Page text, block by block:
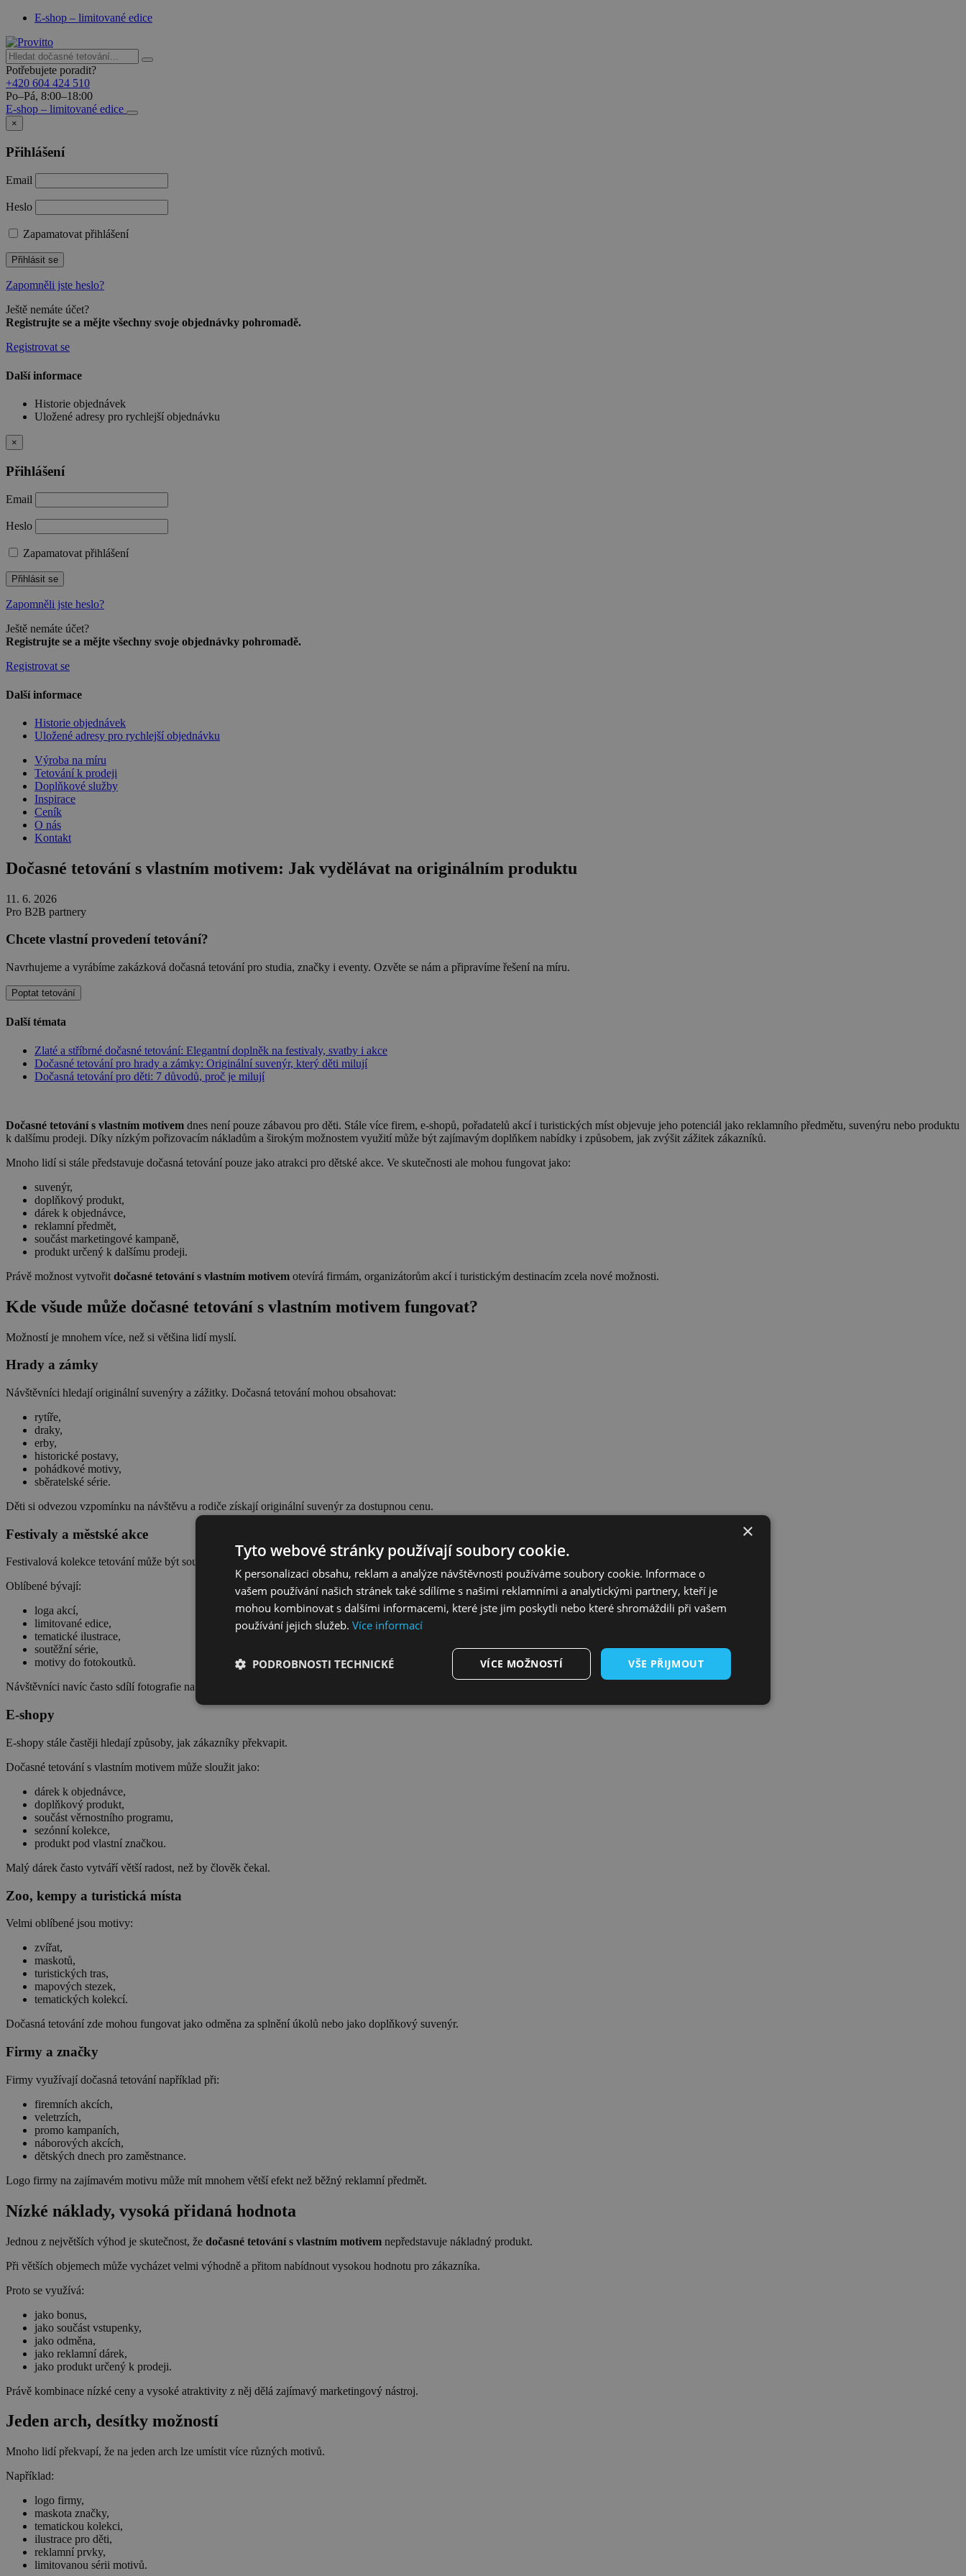
E-shop – limitované edice
Potřebujete poradit?
+420 604 424 510
Po–Pá, 8:00–18:00
E-shop – limitované edice
×
Přihlášení
Email
Heslo
Zapamatovat přihlášení
Přihlásit se
Zapomněli jste heslo?
Ještě nemáte účet?
Registrujte se a mějte všechny svoje objednávky pohromadě.
Registrovat se
Další informace
Historie objednávek
Uložené adresy pro rychlejší objednávku
×
Přihlášení
Email
Heslo
Zapamatovat přihlášení
Přihlásit se
Zapomněli jste heslo?
Ještě nemáte účet?
Registrujte se a mějte všechny svoje objednávky pohromadě.
Registrovat se
Další informace
Historie objednávek
Uložené adresy pro rychlejší objednávku
Výroba na míru
Tetování k prodeji
Doplňkové služby
Inspirace
Ceník
O nás
Kontakt
Dočasné tetování s vlastním motivem: Jak vydělávat na originálním produktu
11. 6. 2026
Pro B2B partnery
Chcete vlastní provedení tetování?
Navrhujeme a vyrábíme zakázková dočasná tetování pro studia, značky i eventy. Ozvěte se nám a připravíme řešení na míru.
Poptat tetování
Další témata
Zlaté a stříbrné dočasné tetování: Elegantní doplněk na festivaly, svatby i akce
Dočasné tetování pro hrady a zámky: Originální suvenýr, který děti milují
Dočasná tetování pro děti: 7 důvodů, proč je milují
Dočasné tetování s vlastním motivem dnes není pouze zábavou pro děti. Stále více firem, e-shopů, pořadatelů akcí i turistických míst objevuje jeho potenciál jako reklamního předmětu, suvenýru nebo produktu
k dalšímu prodeji. Díky nízkým pořizovacím nákladům a širokým možnostem využití může být zajímavým doplňkem nabídky i způsobem, jak zvýšit zážitek zákazníků.
Mnoho lidí si stále představuje dočasná tetování pouze jako atrakci pro dětské akce. Ve skutečnosti ale mohou fungovat jako:
suvenýr,
doplňkový produkt,
dárek k objednávce,
reklamní předmět,
součást marketingové kampaně,
produkt určený k dalšímu prodeji.
Právě možnost vytvořit dočasné tetování s vlastním motivem otevírá firmám, organizátorům akcí i turistickým destinacím zcela nové možnosti.
Kde všude může dočasné tetování s vlastním motivem fungovat?
Možností je mnohem více, než si většina lidí myslí.
Hrady a zámky
Návštěvníci hledají originální suvenýry a zážitky. Dočasná tetování mohou obsahovat:
rytíře,
draky,
erby,
historické postavy,
pohádkové motivy,
sběratelské série.
Děti si odvezou vzpomínku na návštěvu a rodiče získají originální suvenýr za dostupnou cenu.
Festivaly a městské akce
Festivalová kolekce tetování může být součástí vstupenky nebo doprovodného programu.
Oblíbené bývají:
loga akcí,
limitované edice,
tematické ilustrace,
soutěžní série,
motivy do fotokoutků.
Návštěvníci navíc často sdílí fotografie na sociálních sítích, což pomáhá propagaci celé akce.
E-shopy
E-shopy stále častěji hledají způsoby, jak zákazníky překvapit.
Dočasné tetování s vlastním motivem může sloužit jako:
dárek k objednávce,
doplňkový produkt,
součást věrnostního programu,
sezónní kolekce,
produkt pod vlastní značkou.
Malý dárek často vytváří větší radost, než by člověk čekal.
Zoo, kempy a turistická místa
Velmi oblíbené jsou motivy:
zvířat,
maskotů,
turistických tras,
mapových stezek,
tematických kolekcí.
Dočasná tetování zde mohou fungovat jako odměna za splnění úkolů nebo jako doplňkový suvenýr.
Firmy a značky
Firmy využívají dočasná tetování například při:
firemních akcích,
veletrzích,
promo kampaních,
náborových akcích,
dětských dnech pro zaměstnance.
Logo firmy na zajímavém motivu může mít mnohem větší efekt než běžný reklamní předmět.
Nízké náklady, vysoká přidaná hodnota
Jednou z největších výhod je skutečnost, že dočasné tetování s vlastním motivem nepředstavuje nákladný produkt.
Při větších objemech může vycházet velmi výhodně a přitom nabídnout vysokou hodnotu pro zákazníka.
Proto se využívá:
jako bonus,
jako součást vstupenky,
jako odměna,
jako reklamní dárek,
jako produkt určený k prodeji.
Právě kombinace nízké ceny a vysoké atraktivity z něj dělá zajímavý marketingový nástroj.
Jeden arch, desítky možností
Mnoho lidí překvapí, že na jeden arch lze umístit více různých motivů.
Například:
logo firmy,
maskota značky,
tematickou kolekci,
ilustrace pro děti,
reklamní prvky,
limitovanou sérii motivů.
×
Tyto webové stránky používají soubory cookie.
K personalizaci obsahu, reklam a analýze návštěvnosti používáme soubory cookie. Informace o
vašem používání našich stránek také sdílíme s našimi reklamními a analytickými partnery, kteří je
mohou kombinovat s dalšími informacemi, které jste jim poskytli nebo které shromáždili při vašem
používání jejich služeb. Více informací
VŠE PŘIJMOUT
VÍCE MOŽNOSTÍ
PODROBNOSTI TECHNICKÉ